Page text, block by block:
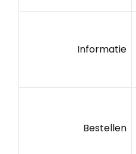
Informatie
Bestellen